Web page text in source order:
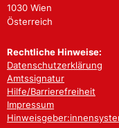
1030 Wien
Österreich
Rechtliche Hinweise:
Datenschutzerklärung
Amtssignatur
Hilfe/Barrierefreiheit
Impressum